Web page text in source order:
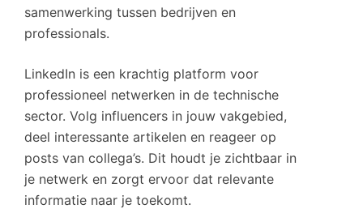
samenwerking tussen bedrijven en
professionals.
LinkedIn is een krachtig platform voor
professioneel netwerken in de technische
sector. Volg influencers in jouw vakgebied,
deel interessante artikelen en reageer op
posts van collega’s. Dit houdt je zichtbaar in
je netwerk en zorgt ervoor dat relevante
informatie naar je toekomt.